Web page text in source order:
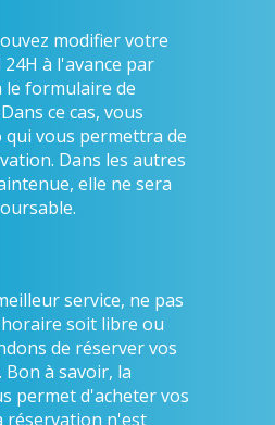
modifier votre
à l'avance par
le formulaire de
ce cas, vous
qui vous permettra de
Dans les autres
elle ne sera
service, ne pas
soit libre ou
de réserver vos
à savoir, la
permet d'acheter vos
réservation n'est